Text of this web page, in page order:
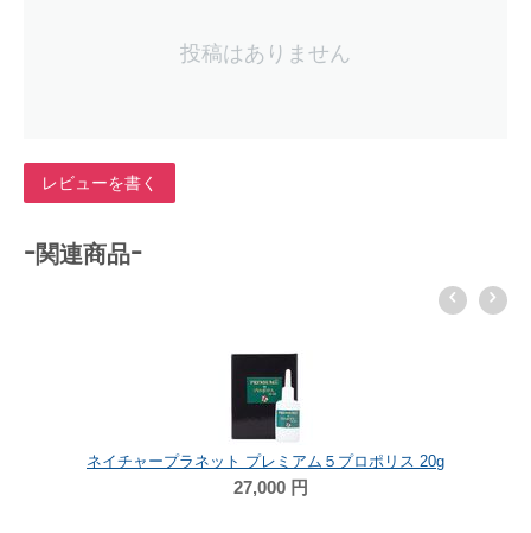
投稿はありません
レビューを書く
-関連商品-
ネイチャープラネット プレミアム５プロポリス 20g
27,000 円